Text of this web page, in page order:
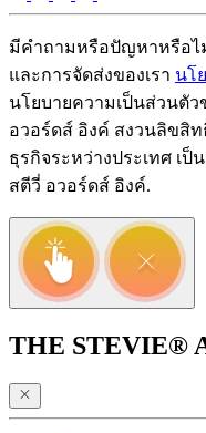
มีคำถามหรือปัญหาหรือไ
และการจัดส่งของเรา นโ
นโยบายความเป็นส่วนตัว
อวอร์ดส์ อิงค์ สงวนลิขสิท
ธุรกิจระหว่างประเทศ เป็
สตีวี่ อวอร์ดส์ อิงค์.
THE STEVIE®